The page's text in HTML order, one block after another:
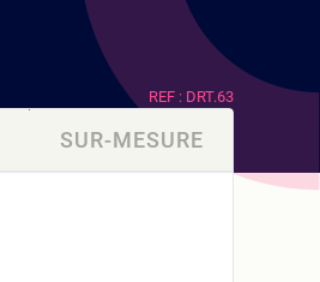
REF : DRT.63
SUR-MESURE